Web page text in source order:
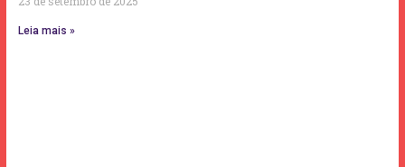
Leia mais »